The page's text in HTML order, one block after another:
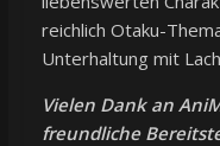
reichlich Otaku-
Unterhaltung mit
Vielen Dank an
freundliche